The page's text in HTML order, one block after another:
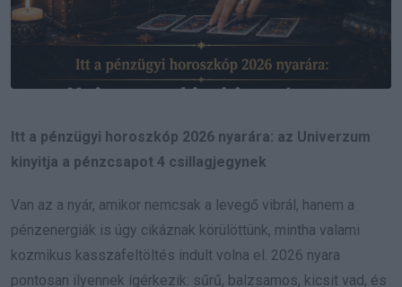
Itt a pénzügyi horoszkóp 2026 nyarára: az Univerzum
kinyitja a pénzcsapot 4 csillagjegynek
Van az a nyár, amikor nemcsak a levegő vibrál, hanem a
pénzenergiák is úgy cikáznak körülöttünk, mintha valami
kozmikus kasszafeltöltés indult volna el. 2026 nyara
pontosan ilyennek ígérkezik: sűrű, balzsamos, kicsit vad, és